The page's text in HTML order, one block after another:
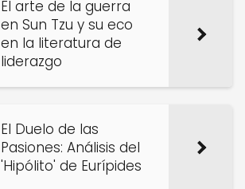
El arte de la guerra
en Sun Tzu y su eco
en la literatura de
liderazgo
El Duelo de las
Pasiones: Análisis del
'Hipólito' de Eurípides